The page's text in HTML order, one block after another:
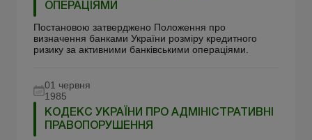
ОПЕРАЦІЯМИ
Постановою затверджено Положення про
визначення банками України розміру кредитного
ризику за активними банківськими операціями.
01 червня
1985
КОДЕКС УКРАЇНИ ПРО АДМІНІСТРАТИВНІ
ПРАВОПОРУШЕННЯ